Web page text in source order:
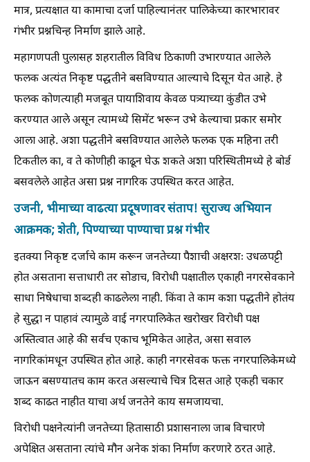
मात्र, प्रत्यक्षात या कामाचा दर्जा पाहिल्यानंतर पालिकेच्या कारभारावर
गंभीर प्रश्नचिन्ह निर्माण झाले आहे.
महागणपती पुलासह शहरातील विविध ठिकाणी उभारण्यात आलेले
फलक अत्यंत निकृष्ट पद्धतीने बसविण्यात आल्याचे दिसून येत आहे. हे
फलक कोणत्याही मजबूत पायाशिवाय केवळ पत्र्याच्या कुंडीत उभे
करण्यात आले असून त्यामध्ये सिमेंट भरून उभे केल्याचा प्रकार समोर
आला आहे. अशा पद्धतीने बसविण्यात आलेले फलक एक महिना तरी
टिकतील का, व ते कोणीही काढून घेऊ शकते अशा परिस्थितीमध्ये हे बोर्ड
बसवलेले आहेत असा प्रश्न नागरिक उपस्थित करत आहेत.
उजनी, भीमाच्या वाढत्या प्रदूषणावर संताप! सुराज्य अभियान
आक्रमक; शेती, पिण्याच्या पाण्याचा प्रश्न गंभीर
इतक्या निकृष्ट दर्जाचे काम करून जनतेच्या पैशाची अक्षरशः उधळपट्टी
होत असताना सत्ताधारी तर सोडाच, विरोधी पक्षातील एकाही नगरसेवकाने
साधा निषेधाचा शब्दही काढलेला नाही. किंवा ते काम कशा पद्धतीने होतंय
हे सुद्धा न पाहावं त्यामुळे वाई नगरपालिकेत खरोखर विरोधी पक्ष
अस्तित्वात आहे की सर्वच एकाच भूमिकेत आहेत, असा सवाल
नागरिकांमधून उपस्थित होत आहे. काही नगरसेवक फक्त नगरपालिकेमध्ये
जाऊन बसण्यातच काम करत असल्याचे चित्र दिसत आहे एकही चकार
शब्द काढत नाहीत याचा अर्थ जनतेने काय समजायचा.
विरोधी पक्षनेत्यांनी जनतेच्या हितासाठी प्रशासनाला जाब विचारणे
अपेक्षित असताना त्यांचे मौन अनेक शंका निर्माण करणारे ठरत आहे.